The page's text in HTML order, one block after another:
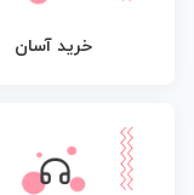
خرید آسان